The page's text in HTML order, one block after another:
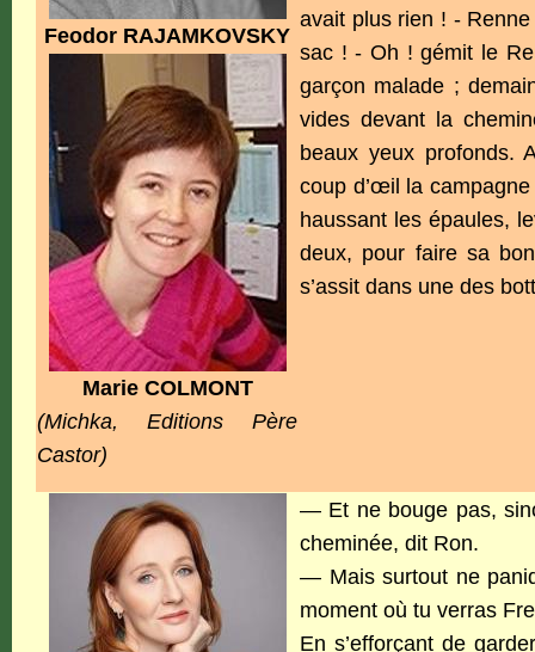
Feodor RAJAMKOVSKY
Marie COLMONT
(Michka, Editions Père
Castor)
avait plus rien ! -
sac ! - Oh ! gémit le
garçon malade ;
vides devant la
beaux yeux profonds.
coup d’œil la
haussant les épaules,
deux, pour faire sa
s’assit dans une des
— Et ne bouge pas,
cheminée, dit Ron.
— Mais surtout ne
moment où tu verras
En s’efforçant de